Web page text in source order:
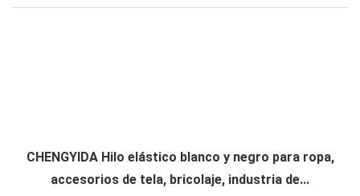
CHENGYIDA Hilo elástico blanco y negro para ropa,
accesorios de tela, bricolaje, industria de...